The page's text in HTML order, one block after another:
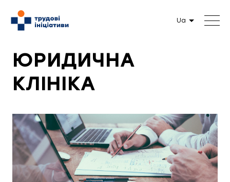
Ua
ЮРИДИЧНА
КЛІНІКА